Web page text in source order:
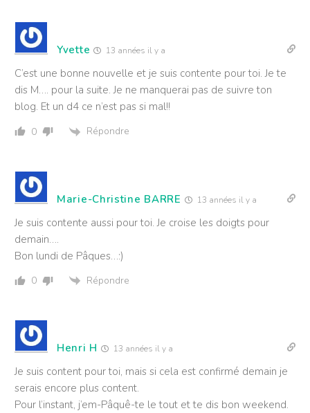
Yvette 13 années il y a
C’est une bonne nouvelle et je suis contente pour toi. Je te
dis M…. pour la suite. Je ne manquerai pas de suivre ton
blog. Et un d4 ce n’est pas si mal!!
0 Répondre
Marie-Christine BARRE 13 années il y a
Je suis contente aussi pour toi. Je croise les doigts pour
demain….
Bon lundi de Pâques…:)
0 Répondre
Henri H 13 années il y a
Je suis content pour toi, mais si cela est confirmé demain je
serais encore plus content.
Pour l’instant, j’em-Pâquê-te le tout et te dis bon weekend.